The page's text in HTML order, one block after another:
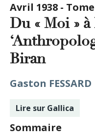
Avril 1938 -
Du « Moi » à
Biran
Gaston FESSARD
Lire sur Gallica
Sommaire